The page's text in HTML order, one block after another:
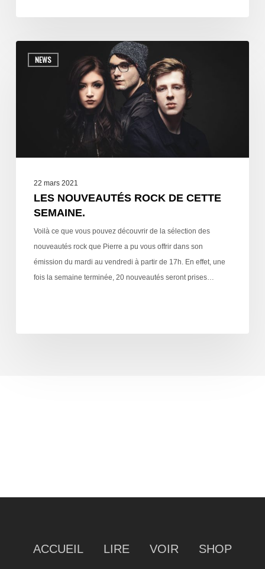
NEWS
22 mars 2021
LES NOUVEAUTÉS ROCK DE CETTE
SEMAINE.
Voilà ce que vous pouvez découvrir de la sélection des
nouveautés rock que Pierre a pu vous offrir dans son
émission du mardi au vendredi à partir de 17h. En effet, une
fois la semaine terminée, 20 nouveautés seront prises…
ACCUEIL LIRE VOIR SHOP